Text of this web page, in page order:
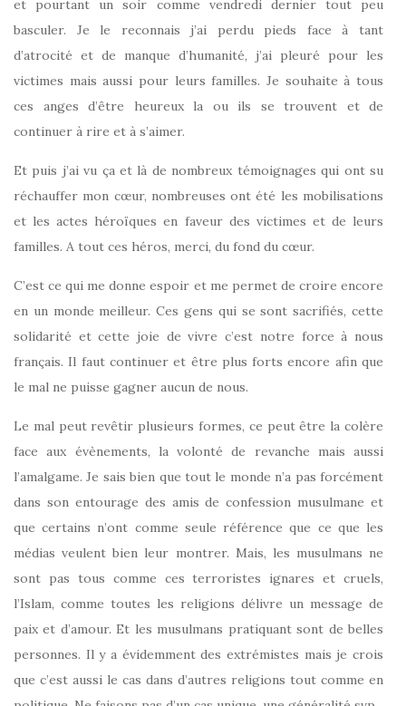
et pourtant un soir comme vendredi dernier tout peu
basculer. Je le reconnais j’ai perdu pieds face à tant
d’atrocité et de manque d’humanité, j’ai pleuré pour les
victimes mais aussi pour leurs familles. Je souhaite à tous
ces anges d’être heureux la ou ils se trouvent et de
continuer à rire et à s’aimer.
Et puis j’ai vu ça et là de nombreux témoignages qui ont su
réchauffer mon cœur, nombreuses ont été les mobilisations
et les actes héroïques en faveur des victimes et de leurs
familles. A tout ces héros, merci, du fond du cœur.
C’est ce qui me donne espoir et me permet de croire encore
en un monde meilleur. Ces gens qui se sont sacrifiés, cette
solidarité et cette joie de vivre c’est notre force à nous
français. Il faut continuer et être plus forts encore afin que
le mal ne puisse gagner aucun de nous.
Le mal peut revêtir plusieurs formes, ce peut être la colère
face aux évènements, la volonté de revanche mais aussi
l’amalgame. Je sais bien que tout le monde n’a pas forcément
dans son entourage des amis de confession musulmane et
que certains n’ont comme seule référence que ce que les
médias veulent bien leur montrer. Mais, les musulmans ne
sont pas tous comme ces terroristes ignares et cruels,
l’Islam, comme toutes les religions délivre un message de
paix et d’amour. Et les musulmans pratiquant sont de belles
personnes. Il y a évidemment des extrémistes mais je crois
que c’est aussi le cas dans d’autres religions tout comme en